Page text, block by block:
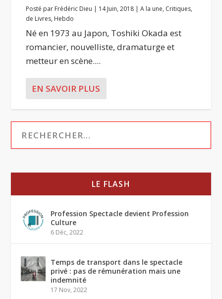
Posté par Frédéric Dieu | 14 Juin, 2018 |A la une, Critiques,
de Livres, Hebdo
Né en 1973 au Japon, Toshiki Okada est
romancier, nouvelliste, dramaturge et
metteur en scène....
EN SAVOIR PLUS
LE FLASH
Profession Spectacle devient Profession
Culture
6 Déc, 2022
Temps de transport dans le spectacle
privé : pas de rémunération mais une
indemnité
17 Nov, 2022